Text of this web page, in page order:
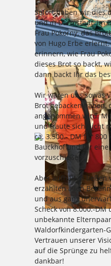
Sofort haben wir dies
und in Darmstadt, im
Frau Pokorny, das
von Hugo Erbe
erinnern, wie Frau
dieses Brot so backt,
dann backt Ihr das
Wir waren uns sowas
Brot gebacken haben,
angenommen wird.
und traute sich nicht
ca. 3.500.- DM für 800
Bauckhof und für
vorzuschießen!
Aber aufhalten ließen
erzählten allen
und aus ganz
Scheck von 8.000.-DM
unbekannte
Waldorfkindergarten-
Vertrauen unserer
auf die Sprünge zu
dankbar!